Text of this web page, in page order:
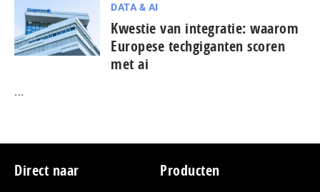
DATA & AI
Kwestie van integratie: waarom
Europese tech­gi­gan­ten scoren
met ai
...
Footer
Direct naar Producten